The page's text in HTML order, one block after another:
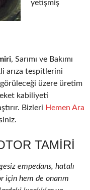
yetişmiş
, Sarımı ve Bakımı
arıza tespitlerini
üzere üretim
kabiliyeti
Bizleri Hemen Ara
TAMIRI
empedans, hatalı
için hem de onarım